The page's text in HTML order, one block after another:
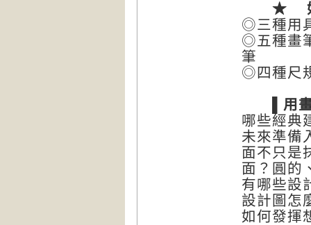
★ 好用
◎三種用
◎五種畫
筆
◎四種尺
▌用畫
哪些經典
未來準備
面不只是
面？圓的
有哪些設
設計圖怎
如何發揮